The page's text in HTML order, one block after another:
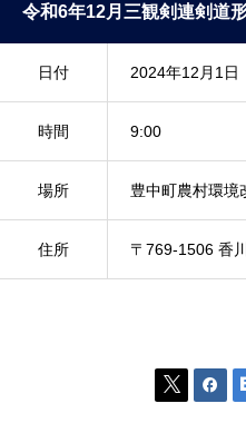
令和6年12月三観剣連剣道
日付 2024年12月1日
時間 9:00
場所 豊中町農村環境
住所 〒769-1506 香
 